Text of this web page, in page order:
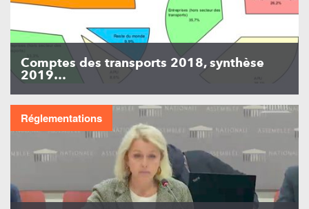
Comptes des transports 2018, synthèse
2019…
Réglementations